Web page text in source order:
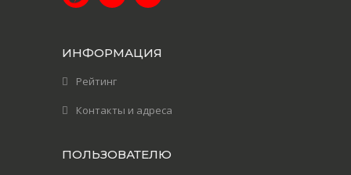
ИНФОРМАЦИЯ
Рейтинг
Контакты и адреса
ПОЛЬЗОВАТЕЛЮ